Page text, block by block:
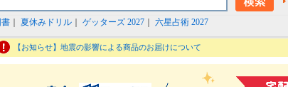
夏休みドリル ゲッターズ 2027 六星占術 2027
【お知らせ】地震の影響による商品のお届けについて